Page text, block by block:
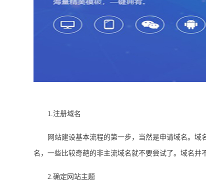
1.注册域名
网站建设基本流程的第一步，当然是申请域名。域
名，一些比较奇葩的非主流域名就不要尝试了。域名并
2.确定网站主题